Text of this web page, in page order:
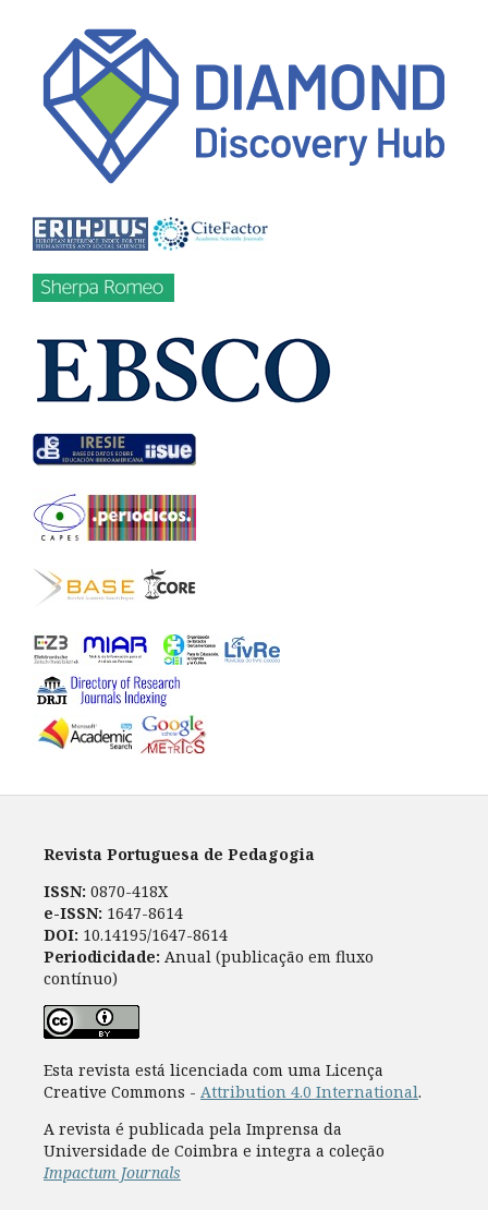
Revista Portuguesa de Pedagogia
ISSN: 0870-418X
e-ISSN: 1647-8614
DOI: 10.14195/1647-8614
Periodicidade: Anual (publicação em fluxo
contínuo)
Esta revista está licenciada com uma Licença
Creative Commons - Attribution 4.0 International.
A revista é publicada pela Imprensa da
Universidade de Coimbra e integra a coleção
Impactum Journals